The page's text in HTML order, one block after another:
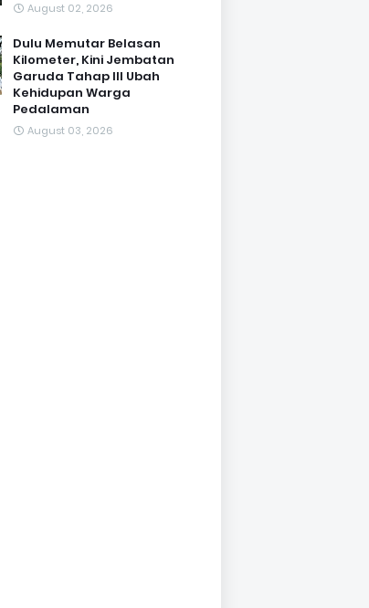
August 02, 2026
Dulu Memutar Belasan
Kilometer, Kini Jembatan
Garuda Tahap III Ubah
Kehidupan Warga
Pedalaman ‎
August 03, 2026